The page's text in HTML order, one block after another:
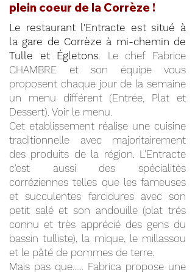
plein coeur de la Corrèze !
Le restaurant l'Entracte est situé à
la gare de Corrèze à mi-chemin de
Tulle et Égletons. Le chef Fabrice
CHAMBRE et son équipe vous
proposent chaque jour de la semaine
un menu différent (Entrée, Plat et
Dessert). Voir le menu.
Cet etablissement réalise une cuisine
traditionnelle avec majoritairement
des produits de la région. L'Entracte
c'est aussi des spécialités
corréziennes telles que les fameuses
et succulentes farcidures avec son
petit salé et son andouille (plat trés
connu et très apprécié des gens du
bassin tulliste), la mique, le millassou
et le pâté de pommes de terre.
Mais pas que...... Fabrica propose une